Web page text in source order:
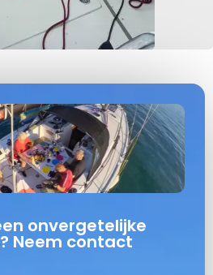
onvergetelijke
Neem contact